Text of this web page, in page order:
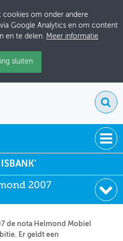
cookies om onder andere
Google Analytics en om content
en te delen. Meer informatie
sluiten
2007
de nota Helmond Mobiel
Er geldt een